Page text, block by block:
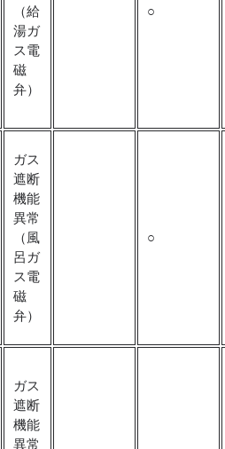
（給
湯ガ
ス電
磁
弁）
○
ガス
遮断
機能
異常
（風
呂ガ
ス電
磁
弁）
○
ガス
遮断
機能
異常